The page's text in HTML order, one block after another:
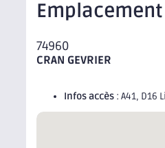
Emplacement
74960
CRAN GEVRIER
Infos accès : A41, D16